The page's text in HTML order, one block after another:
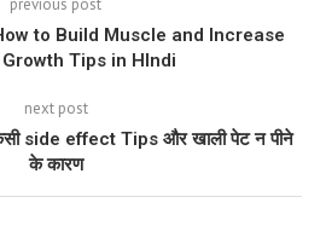
previous post
to Build Muscle and Increase
Tips in HIndi
next post
side effect Tips और खाली पेट न पीने
के कारण